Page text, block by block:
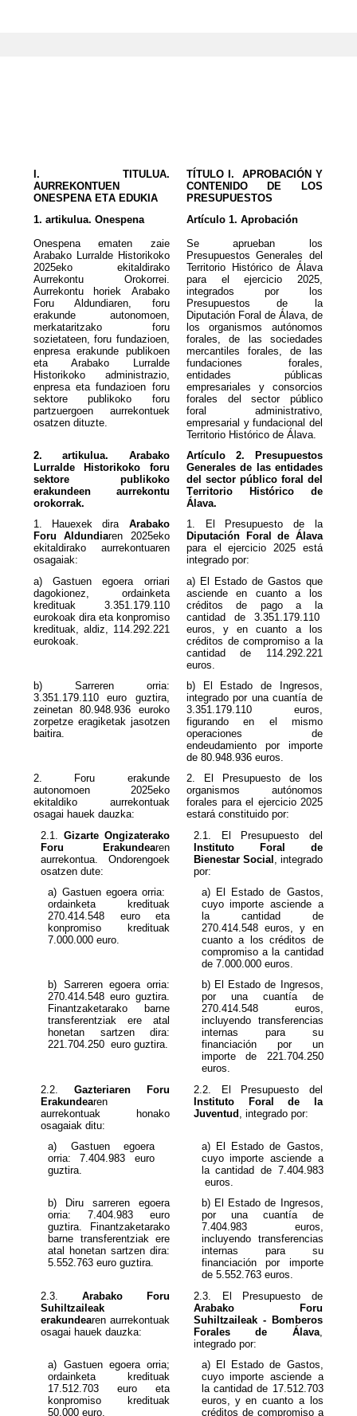
I. TITULUA.
AURREKONTUEN
ONESPENA ETA EDUKIA
TÍTULO I. APROBACIÓN Y
CONTENIDO DE LOS
PRESUPUESTOS
1. artikulua. Onespena
Onespena ematen zaie
Arabako Lurralde Historikoko
2025eko ekitaldirako
Aurrekontu Orokorrei.
Aurrekontu horiek Arabako
Foru Aldundiaren, foru
erakunde autonomoen,
merkataritzako foru
sozietateen, foru fundazioen,
enpresa erakunde publikoen
eta Arabako Lurralde
Historikoko administrazio,
enpresa eta fundazioen foru
sektore publikoko foru
partzuergoen aurrekontuek
osatzen dituzte.
Artículo 1. Aprobación
Se aprueban los
Presupuestos Generales del
Territorio Histórico de Álava
para el ejercicio 2025,
integrados por los
Presupuestos de la
Diputación Foral de Álava, de
los organismos autónomos
forales, de las sociedades
mercantiles forales, de las
fundaciones forales,
entidades públicas
empresariales y consorcios
forales del sector público
foral administrativo,
empresarial y fundacional del
Territorio Histórico de Álava.
2. artikulua. Arabako
Lurralde Historikoko foru
sektore publikoko
erakundeen aurrekontu
orokorrak.
Artículo 2. Presupuestos
Generales de las entidades
del sector público foral del
Territorio Histórico de
Álava.
1. Hauexek dira Arabako
Foru Aldundiaren 2025eko
ekitaldirako aurrekontuaren
osagaiak:
1. El Presupuesto de la
Diputación Foral de Álava
para el ejercicio 2025 está
integrado por:
a) Gastuen egoera orriari
dagokionez, ordainketa
kredituak 3.351.179.110
eurokoak dira eta konpromiso
kredituak, aldiz, 114.292.221
eurokoak.
a) El Estado de Gastos que
asciende en cuanto a los
créditos de pago a la
cantidad de 3.351.179.110
euros, y en cuanto a los
créditos de compromiso a la
cantidad de 114.292.221
euros.
b) Sarreren orria:
3.351.179.110 euro guztira,
zeinetan 80.948.936euroko
zorpetze eragiketak jasotzen
baitira.
b) El Estado de Ingresos,
integrado por una cuantía de
3.351.179.110 euros,
figurando en el mismo
operaciones de
endeudamiento por importe
de 80.948.936euros.
2. Foru erakunde
autonomoen 2025eko
ekitaldiko aurrekontuak
osagai hauek dauzka:
2. El Presupuesto de los
organismos autónomos
forales para el ejercicio 2025
estará constituido por:
2.1.
Gizarte Ongizaterako
Foru Erakundearen
aurrekontua. Ondorengoek
osatzen dute:
Instituto Foral de
Bienestar Social , integrado
por:
a) Gastuen egoera orria:
ordainketa kredituak
270.414.548 euro eta
konpromiso kredituak
7.000.000 euro.
a) El Estado de Gastos,
cuyo importe asciende a
la cantidad de
270.414.548 euros, y en
cuanto a los créditos de
compromiso a la cantidad
de 7.000.000 euros.
b) Sarreren egoera orria:
270.414.548euro guztira.
Finantzaketarako barne
transferentziak ere atal
honetan sartzen dira:
221.704.250
b) El Estado de Ingresos,
por una cuantía de
270.414.548
euros,
incluyendo transferencias
internas para su
financiación por un
importe de 221.704.250
euros.
2.2.
Gazteriaren Foru
Erakundearen
aurrekontuak honako
osagaiak ditu:
Instituto Foral de la
Juventud , integrado por:
a) Gastuen egoera
orria:7.404.983euro
guztira.
a) El Estado de Gastos,
cuyo importe asciende a
la cantidad de 7.404.983
euros.
b) Diru sarreren egoera
orria:7.404.983euro
guztira. Finantzaketarako
barne transferentziak ere
atal honetan sartzen dira:
5.552.763euro guztira.
b) El Estado de Ingresos,
por una cuantía de
7.404.983 euros,
incluyendo transferencias
internas para su
financiación por importe
de 5.552.763 euros.
2.3. Arabako Foru
Suhiltzaileak
erakundearen aurrekontuak
osagai hauek dauzka:
2.3. El Presupuesto de
Arabako Foru
Suhiltzaileak - Bomberos
Forales de Álava,
integrado por:
a) Gastuen egoera orria;
17.512.703euro eta
konpromiso kredituak
50.000 euro.
a) El Estado de Gastos,
cuyo importe asciende a
la cantidad de 17.512.703
euros, y en cuanto a los
créditos de compromiso a